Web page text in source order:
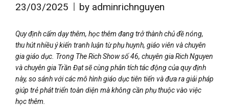
23/03/2025 by adminrichnguyen
Quy định cấm dạy thêm, học thêm đang trở thành chủ đề nóng,
thu hút nhiều ý kiến tranh luận từ phụ huynh, giáo viên và chuyên
gia giáo dục. Trong The Rich Show số 46, chuyên gia Rich Nguyen
và chuyên gia Trần Đạt sẽ cùng phân tích tác động của quy định
này, so sánh với các mô hình giáo dục tiên tiến và đưa ra giải pháp
giúp trẻ phát triển toàn diện mà không cần phụ thuộc vào việc
học thêm.